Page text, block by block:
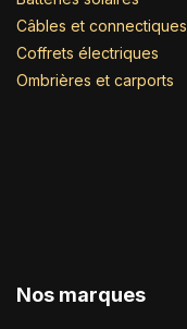
Câbles et connectiques
Coffrets électriques
Ombrières et carports
Nos marques